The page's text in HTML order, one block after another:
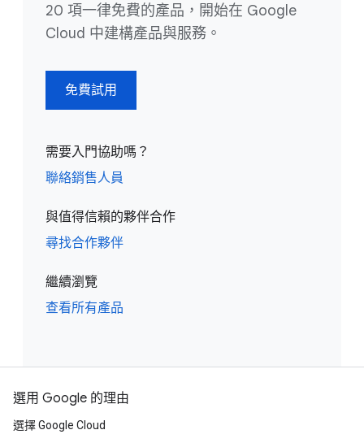
20 項一律免費的產品，開始在 Google
Cloud 中建構產品與服務。
免費試用
需要入門協助嗎？
聯絡銷售人員
與值得信賴的夥伴合作
尋找合作夥伴
繼續瀏覽
查看所有產品
選用 Google 的理由
選擇 Google Cloud